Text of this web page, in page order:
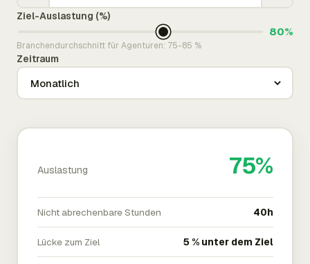
Ziel-Auslastung (%)
80%
Branchendurchschnitt für Agenturen: 75-85 %
Zeitraum
Auslastung 75%
Nicht abrechenbare Stunden 40h
Lücke zum Ziel 5 % unter dem Ziel